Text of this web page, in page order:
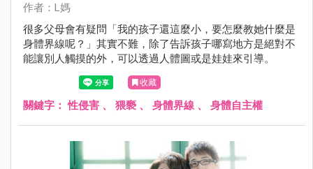
作者：L媽
很多父母會有疑問「我的孩子還這麼小，要怎麼教她什麼是
身體界線呢？」其實不難，除了告訴孩子哪寫地方是絕對不
能讓別人觸摸的外，可以透過人體圖或是娃娃來引導。
收藏
關鍵字：性侵害 、 猥褻 、 身體界線 、 身體自主權